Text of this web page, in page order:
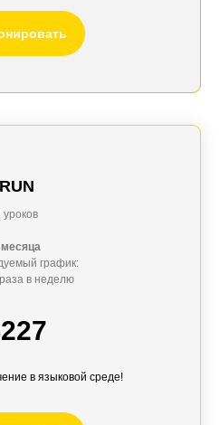
RUN
уроков
график:
в неделю
в языковой среде!